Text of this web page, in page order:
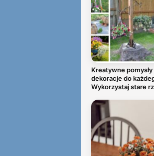
Kreatywne
dekoracje do
Wykorzystaj stare